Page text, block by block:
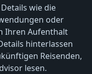
wie die
oder
Ihren Aufenthalt
hinterlassen
Reisenden,
lesen.